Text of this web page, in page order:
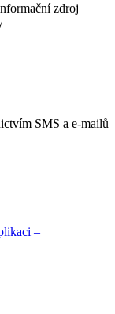
zdroj
SMS a e-mailů
–